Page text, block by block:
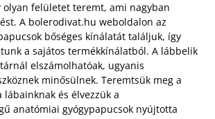
olyan felületet teremt, ami nagyban
A bolerodivat.hu weboldalon az
bőséges kínálatát találjuk, így
a sajátos termékkínálatból. A lábbelik
elszámolhatóak, ugyanis
minősülnek. Teremtsük meg a
lábainknak és élvezzük a
anatómiai gyógypapucsok nyújtotta